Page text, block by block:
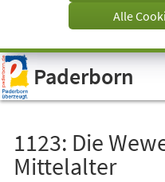
Visuelle
Assistenzsoftware
öffnen.
Alle
Paderborn
1123: Die
Mittelalter